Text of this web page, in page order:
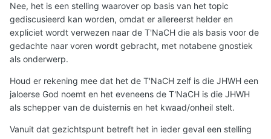
Nee, het is een stelling waarover op basis van het topic
gediscusieerd kan worden, omdat er allereerst helder en
expliciet wordt verwezen naar de T'NaCH die als basis voor de
gedachte naar voren wordt gebracht, met notabene gnostiek
als onderwerp.
Houd er rekening mee dat het de T'NaCH zelf is die JHWH een
jaloerse God noemt en het eveneens de T'NaCH is die JHWH
als schepper van de duisternis en het kwaad/onheil stelt.
Vanuit dat gezichtspunt betreft het in ieder geval een stelling